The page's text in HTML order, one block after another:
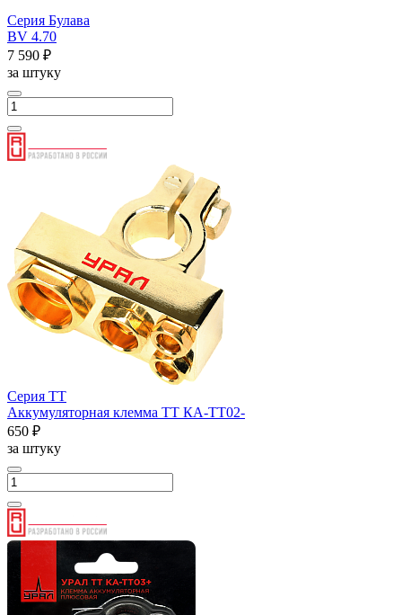
Серия Булава
BV 4.70
7 590 ₽
за штуку
Серия ТТ
Аккумуляторная клемма ТТ КА-ТТ02-
650 ₽
за штуку